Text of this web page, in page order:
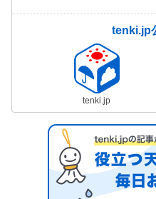
tenki.jp
tenki.jp